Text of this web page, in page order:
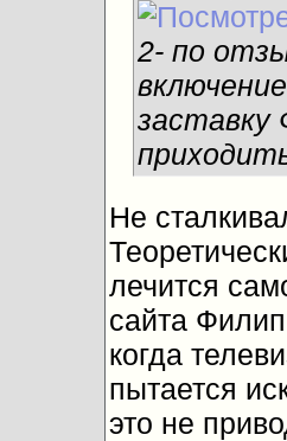
2- по
заставку
Не
лечится
сайта
когда
пытается
это не